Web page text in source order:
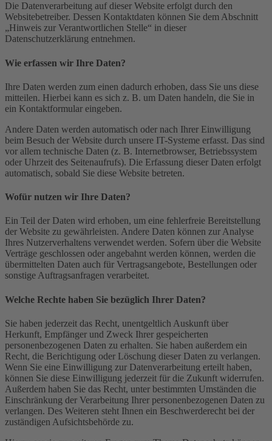
Die Datenverarbeitung auf dieser Website erfolgt durch den
Websitebetreiber. Dessen Kontaktdaten können Sie dem Abschnitt
„Hinweis zur Verantwortlichen Stelle“ in dieser
Datenschutzerklärung entnehmen.
Wie erfassen wir Ihre Daten?
Ihre Daten werden zum einen dadurch erhoben, dass Sie uns diese
mitteilen. Hierbei kann es sich z. B. um Daten handeln, die Sie in
ein Kontaktformular eingeben.
Andere Daten werden automatisch oder nach Ihrer Einwilligung
beim Besuch der Website durch unsere IT-Systeme erfasst. Das sind
vor allem technische Daten (z. B. Internetbrowser, Betriebssystem
oder Uhrzeit des Seitenaufrufs). Die Erfassung dieser Daten erfolgt
automatisch, sobald Sie diese Website betreten.
Wofür nutzen wir Ihre Daten?
Ein Teil der Daten wird erhoben, um eine fehlerfreie Bereitstellung
der Website zu gewährleisten. Andere Daten können zur Analyse
Ihres Nutzerverhaltens verwendet werden. Sofern über die Website
Verträge geschlossen oder angebahnt werden können, werden die
übermittelten Daten auch für Vertragsangebote, Bestellungen oder
sonstige Auftragsanfragen verarbeitet.
Welche Rechte haben Sie bezüglich Ihrer Daten?
Sie haben jederzeit das Recht, unentgeltlich Auskunft über
Herkunft, Empfänger und Zweck Ihrer gespeicherten
personenbezogenen Daten zu erhalten. Sie haben außerdem ein
Recht, die Berichtigung oder Löschung dieser Daten zu verlangen.
Wenn Sie eine Einwilligung zur Datenverarbeitung erteilt haben,
können Sie diese Einwilligung jederzeit für die Zukunft widerrufen.
Außerdem haben Sie das Recht, unter bestimmten Umständen die
Einschränkung der Verarbeitung Ihrer personenbezogenen Daten zu
verlangen. Des Weiteren steht Ihnen ein Beschwerderecht bei der
zuständigen Aufsichtsbehörde zu.